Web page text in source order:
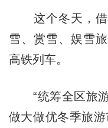
这个冬天，借
雪、赏雪、娱雪
高铁列车。
“统筹全区旅游
做大做优冬季旅